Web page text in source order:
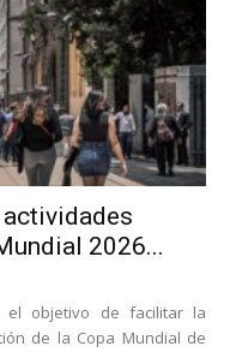
2026...
el objetivo de facilitar la
de la Copa Mundial de